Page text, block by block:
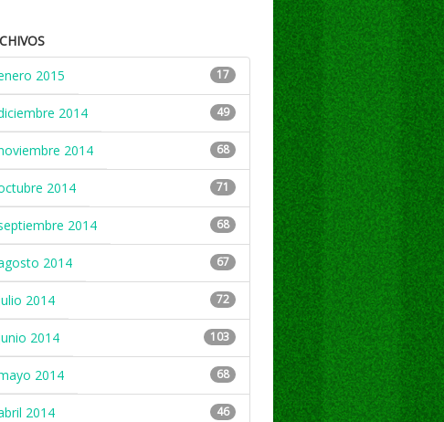
2015
17
2014 49
2014 68
2014 71
2014 68
2014 67
2014 72
2014 103
2014 68
2014 46